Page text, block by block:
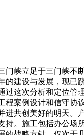
立足于三门峡不
建设与发展，现
这次分析和定位
案例设计和信守
共创美好的明天
。施工包括办公